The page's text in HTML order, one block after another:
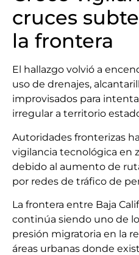
cruces
la frontera
El hallazgo volvió a
uso de drenajes,
improvisados para
irregular a territorio
Autoridades fronterizas
vigilancia tecnológica en
debido al aumento de
por redes de tráfico de
La frontera entre Baja
continúa siendo uno de
presión migratoria en la
áreas urbanas donde